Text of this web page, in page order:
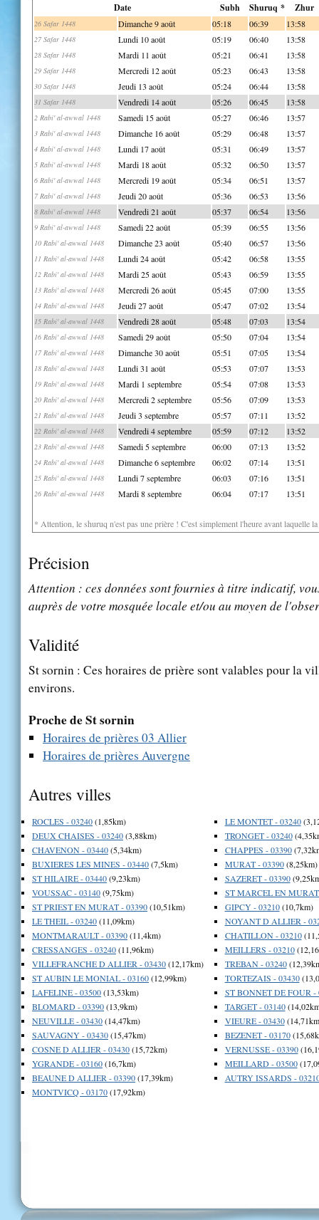
Date Subh Shuruq * Zhur
26 Safar 1448 Dimanche 9 août 05:18 06:39 13:58
27 Safar 1448 Lundi 10 août 05:19 06:40 13:58
28 Safar 1448 Mardi 11 août 05:21 06:41 13:58
29 Safar 1448 Mercredi 12 août 05:23 06:43 13:58
30 Safar 1448 Jeudi 13 août 05:24 06:44 13:58
31 Safar 1448 Vendredi 14 août 05:26 06:45 13:58
2 Rabi' al-awwal 1448 Samedi 15 août 05:27 06:46 13:57
3 Rabi' al-awwal 1448 Dimanche 16 août 05:29 06:48 13:57
4 Rabi' al-awwal 1448 Lundi 17 août 05:31 06:49 13:57
5 Rabi' al-awwal 1448 Mardi 18 août 05:32 06:50 13:57
6 Rabi' al-awwal 1448 Mercredi 19 août 05:34 06:51 13:57
7 Rabi' al-awwal 1448 Jeudi 20 août 05:36 06:53 13:56
8 Rabi' al-awwal 1448 Vendredi 21 août 05:37 06:54 13:56
9 Rabi' al-awwal 1448 Samedi 22 août 05:39 06:55 13:56
10 Rabi' al-awwal 1448 Dimanche 23 août 05:40 06:57 13:56
11 Rabi' al-awwal 1448 Lundi 24 août 05:42 06:58 13:55
12 Rabi' al-awwal 1448 Mardi 25 août 05:43 06:59 13:55
13 Rabi' al-awwal 1448 Mercredi 26 août 05:45 07:00 13:55
14 Rabi' al-awwal 1448 Jeudi 27 août 05:47 07:02 13:54
15 Rabi' al-awwal 1448 Vendredi 28 août 05:48 07:03 13:54
16 Rabi' al-awwal 1448 Samedi 29 août 05:50 07:04 13:54
17 Rabi' al-awwal 1448 Dimanche 30 août 05:51 07:05 13:54
18 Rabi' al-awwal 1448 Lundi 31 août 05:53 07:07 13:53
19 Rabi' al-awwal 1448 Mardi 1 septembre 05:54 07:08 13:53
20 Rabi' al-awwal 1448 Mercredi 2 septembre 05:56 07:09 13:53
21 Rabi' al-awwal 1448 Jeudi 3 septembre 05:57 07:11 13:52
22 Rabi' al-awwal 1448 Vendredi 4 septembre 05:59 07:12 13:52
23 Rabi' al-awwal 1448 Samedi 5 septembre 06:00 07:13 13:52
24 Rabi' al-awwal 1448 Dimanche 6 septembre 06:02 07:14 13:51
25 Rabi' al-awwal 1448 Lundi 7 septembre 06:03 07:16 13:51
26 Rabi' al-awwal 1448 Mardi 8 septembre 06:04 07:17 13:51
* Attention, le shuruq n'est pas une prière ! C'est simplement l'heure avant laquelle
Précision
Attention : ces données sont fournies à titre indicatif,
auprès de votre mosquée locale et/ou au moyen de
Validité
St sornin : Ces horaires de prière sont valables pour la
environs.
Proche de St sornin
Horaires de prières 03 Allier
Horaires de prières Auvergne
Autres villes
ROCLES - 03240(1,85km)
DEUX CHAISES - 03240(3,88km)
CHAVENON - 03440(5,34km)
BUXIERES LES MINES - 03440(7,5km)
ST HILAIRE - 03440(9,23km)
VOUSSAC - 03140(9,75km)
ST PRIEST EN MURAT - 03390(10,51km)
LE THEIL - 03240(11,09km)
MONTMARAULT - 03390(11,4km)
CRESSANGES - 03240(11,96km)
VILLEFRANCHE D ALLIER - 03430(12,17km)
ST AUBIN LE MONIAL - 03160(12,99km)
LAFELINE - 03500(13,53km)
BLOMARD - 03390(13,9km)
NEUVILLE - 03430(14,47km)
SAUVAGNY - 03430(15,47km)
COSNE D ALLIER - 03430(15,72km)
YGRANDE - 03160(16,7km)
BEAUNE D ALLIER - 03390(17,39km)
MONTVICQ - 03170(17,92km)
LE MONTET - 03240
TRONGET - 03240
CHAPPES - 03390
MURAT - 03390(8,25km)
SAZERET - 03390
ST MARCEL EN
GIPCY - 03210(10,7km)
NOYANT D ALLIER -
CHATILLON - 03210
MEILLERS - 03210
TREBAN - 03240
TORTEZAIS - 03430
ST BONNET DE FOUR -
TARGET - 03140
VIEURE - 03430
BEZENET - 03170
VERNUSSE - 03390
MEILLARD - 03500
AUTRY ISSARDS -